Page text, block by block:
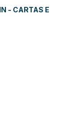
- CARTAS E